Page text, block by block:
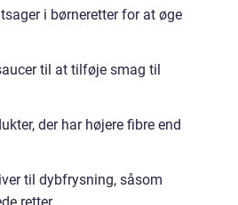
i børneretter for at øge
til at tilføje smag til
der har højere fibre end
til dybfrysning, såsom